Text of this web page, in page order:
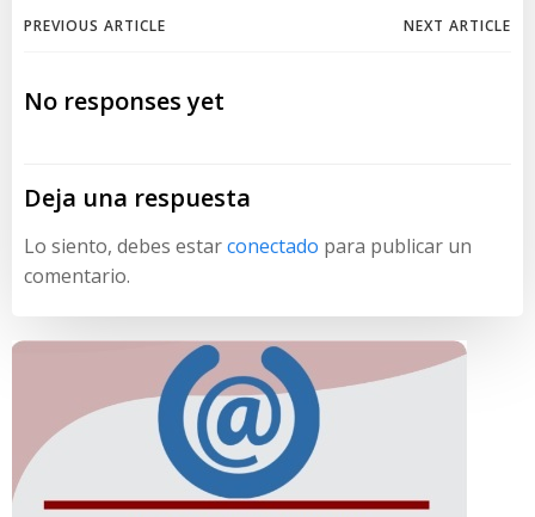
Navegación
de
PREVIOUS ARTICLE
Navegación
NEXT ARTICLE
No responses yet
Deja una respuesta
Lo siento, debes estarconectado para publicar un
comentario.